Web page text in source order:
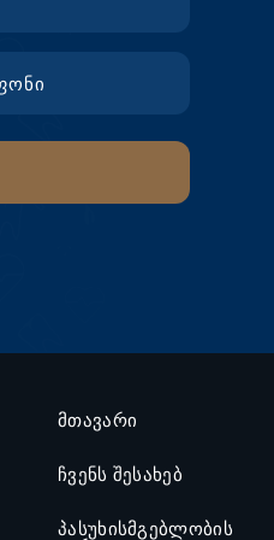
მთავარი
ჩვენს შესახებ
პასუხისმგებლობის